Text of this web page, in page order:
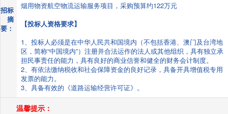
招标
摘
要：
烟用物资航空物流运输服务项目，采购预算约122万元
【投标人资格要求】
1、投标人必须是在中华人民共和国境内（不包括香港、澳门及台湾地
区，简称“中国境内”）注册并合法运作的法人或其他组织，具有独立承
担民事责任的能力，具有良好的商业信誉和健全的财务会计制度。
2、有依法缴纳税收和社会保障资金的良好记录，具备开具增值税专用
发票的能力。
3、具备有效的《道路运输经营许可证》。
温馨提示：